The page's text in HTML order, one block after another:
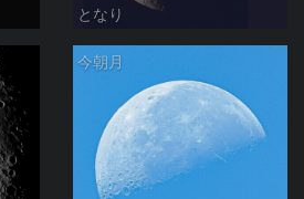
となり
今朝月